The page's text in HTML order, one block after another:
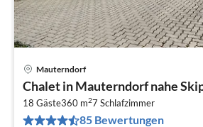
Mauterndorf
Chalet in Mauterndorf nahe
18 Gäste360 m27 Schlafzimmer
85 Bewertungen